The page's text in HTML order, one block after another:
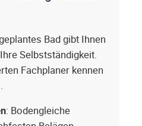
Bad gibt Ihnen
Selbstständigkeit.
Fachplaner kennen
: Bodengleiche